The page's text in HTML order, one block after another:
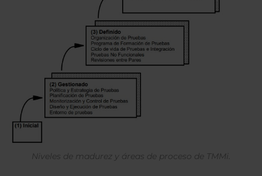
Niveles de madurez y áreas de proceso de TMMi.